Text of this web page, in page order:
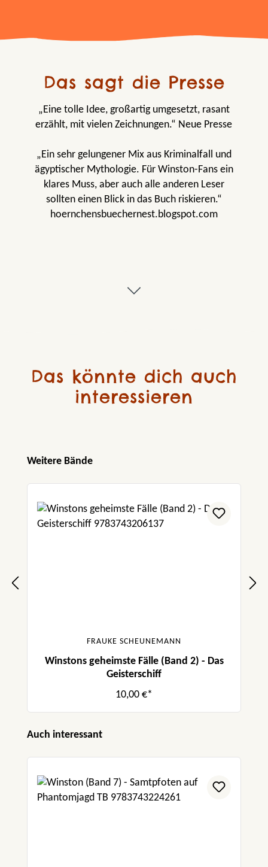
Das sagt die Presse
„Eine tolle Idee, großartig umgesetzt, rasant
erzählt, mit vielen Zeichnungen.“ Neue Presse
„Ein sehr gelungener Mix aus Kriminalfall und
ägyptischer Mythologie. Für Winston-Fans ein
klares Muss, aber auch alle anderen Leser
sollten einen Blick in das Buch riskieren.“
hoernchensbuechernest.blogspot.com
Das könnte dich auch
interessieren
Produktgalerie überspringen
Weitere Bände
FRAUKE SCHEUNEMANN
Winstons geheimste Fälle (Band 2) - Das
Geisterschiff
10,00 €*
Produktgalerie überspringen
Auch interessant